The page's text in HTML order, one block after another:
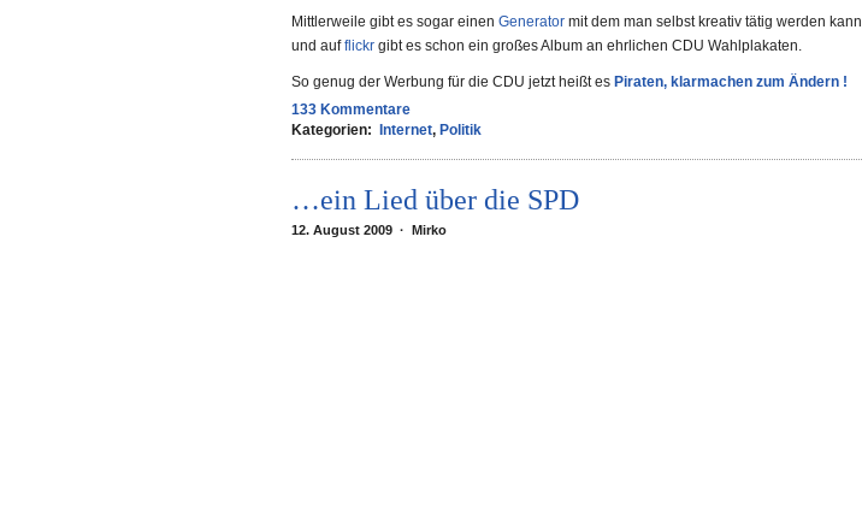
Mittlerweile gibt es sogar einen Generator mit dem man selbst kreativ tätig werden kann
und aufflickr gibt es schon ein großes Album an ehrlichen CDU Wahlplakaten.
So genug der Werbung für die CDU jetzt heißt es Piraten, klarmachen zum Ändern !
133 Kommentare
Kategorien:
Internet, Politik
…ein Lied über die SPD
12. August 2009 · Mirko